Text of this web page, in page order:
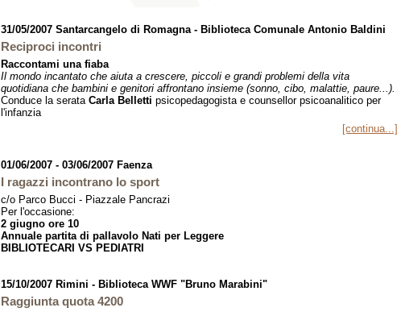
31/05/2007 Santarcangelo di Romagna - Biblioteca Comunale Antonio Baldini
Reciproci incontri
Raccontami una fiaba
Il mondo incantato che aiuta a crescere, piccoli e grandi problemi della vita
quotidiana che bambini e genitori affrontano insieme (sonno, cibo, malattie, paure...).
Conduce la serata Carla Belletti psicopedagogista e counsellor psicoanalitico per
l'infanzia
[continua...]
01/06/2007 - 03/06/2007 Faenza
I ragazzi incontrano lo sport
c/o Parco Bucci - Piazzale Pancrazi
Per l'occasione:
2 giugno ore 10
Annuale partita di pallavolo Nati per Leggere
BIBLIOTECARI VS PEDIATRI
15/10/2007 Rimini - Biblioteca WWF "Bruno Marabini"
Raggiunta quota 4200